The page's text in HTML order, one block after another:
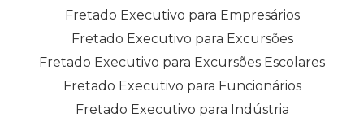
Fretado Executivo para Empresários
Fretado Executivo para Excursões
Fretado Executivo para Excursões Escolares
Fretado Executivo para Funcionários
Fretado Executivo para Indústria